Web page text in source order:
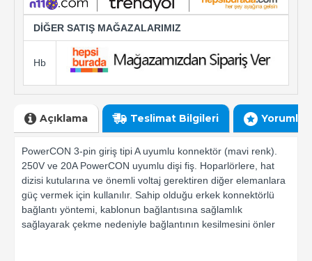
DİĞER SATIŞ MAĞAZALARIMIZ
Hb
Açıklama Teslimat Bilgileri Yorumlar
PowerCON 3-pin giriş tipi A uyumlu konnektör (mavi renk).
250V ve 20A PowerCON uyumlu dişi fiş. Hoparlörlere, hat
dizisi kutularına ve önemli voltaj gerektiren diğer elemanlara
güç vermek için kullanılır. Sahip olduğu erkek konnektörlü
bağlantı yöntemi, kablonun bağlantısına sağlamlık
sağlayarak çekme nedeniyle bağlantının kesilmesini önler